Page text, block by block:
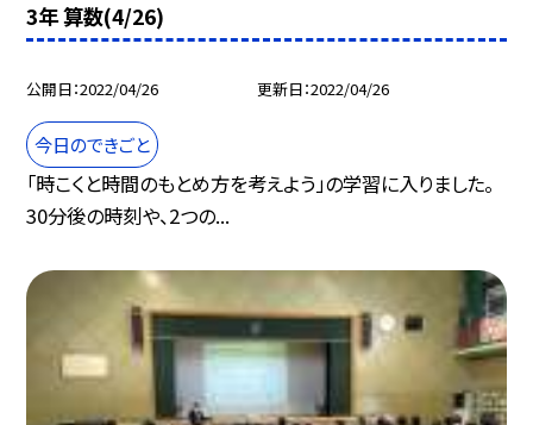
3年 算数(4/26)
公開日 2022/04/26 更新日 2022/04/26
今日のできごと
「時こくと時間のもとめ方を考えよう」の学習に入りました。
30分後の時刻や、2つの...